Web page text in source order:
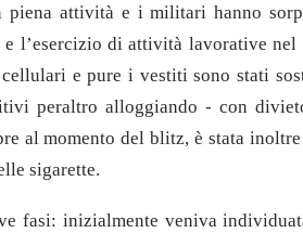
attività e i militari hanno
di attività lavorative
e pure i vestiti sono stati
peraltro alloggiando - con
al momento del blitz, è stata
sigarette.
fasi: inizialmente veniva